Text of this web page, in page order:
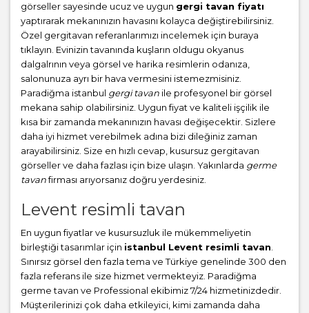
görseller sayesinde ucuz ve uygun gergi tavan fiyatı
yaptırarak mekanınızın havasını kolayca değiştirebilirsiniz.
Özel gergitavan referanlarımızı incelemek için buraya
tıklayın. Evinizin tavanında kuşların oldugu okyanus
dalgalrının veya görsel ve harika resimlerin odanıza,
salonunuza ayrı bir hava vermesini istemezmisiniz.
Paradiğma istanbul gergi tavan ile profesyonel bir görsel
mekana sahip olabilirsiniz. Uygun fiyat ve kaliteli işçilik ile
kısa bir zamanda mekanınızın havası değişecektir. Sizlere
daha iyi hizmet verebilmek adına bizi dileğiniz zaman
arayabilirsiniz. Size en hızlı cevap, kusursuz gergitavan
görseller ve daha fazlası için bize ulaşın. Yakınlarda germe
tavanfirması arıyorsanız doğru yerdesiniz.
Levent resimli tavan
En uygun fiyatlar ve kusursuzluk ile mükemmeliyetin
birleştiği tasarımlar için istanbul Levent resimli tavan
Sınırsız görsel den fazla tema ve Türkiye genelinde 300 den
fazla referans ile size hizmet vermekteyiz. Paradiğma
germe tavan ve Professional ekibimiz 7/24 hizmetinizdedir.
Müşterilerinizi çok daha etkileyici, kimi zamanda daha